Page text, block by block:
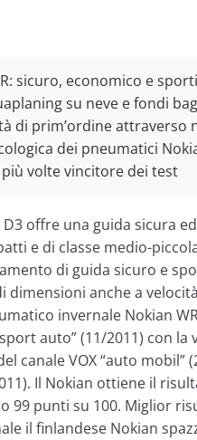
sicuro, economico e
su neve e fondi
di prim’ordine attraverso
dei pneumatici
volte vincitore dei test
offre una guida sicura
e di classe medio-
di guida sicuro e
anche a
invernale Nokian
auto” (11/2011) con la
canale VOX “auto mobil”
Il Nokian ottiene il
99 punti su 100. Miglior
il finlandese Nokian